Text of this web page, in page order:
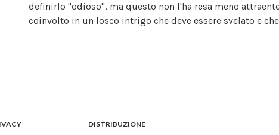
definirlo "odioso", ma questo non l'ha resa meno
coinvolto in un losco intrigo che deve essere svelato e
DISTRIBUZIONE